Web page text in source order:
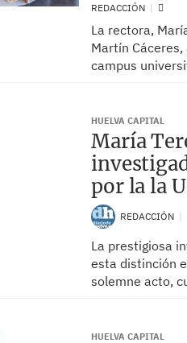
REDACCIÓN
La rectora,
Martín
campus
HUELVA CAPITAL
María
por la la
REDACCIÓN
La prestigiosa
esta distinción
solemne acto,
HUELVA CAPITAL